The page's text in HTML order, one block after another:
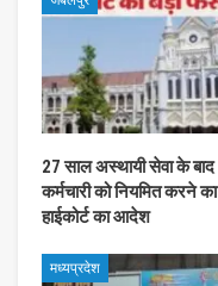
27 साल अस्थायी सेवा के बाद
कर्मचारी को नियमित करने का
हाईकोर्ट का आदेश
मध्यप्रदेश